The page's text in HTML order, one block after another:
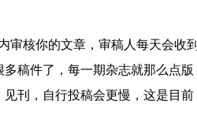
审核你的文章，审稿人每天会收到
稿件了，每一期杂志就那么点版
刊，自行投稿会更慢，这是目前